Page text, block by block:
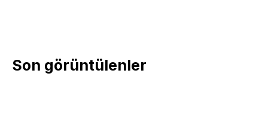
Son görüntülenler